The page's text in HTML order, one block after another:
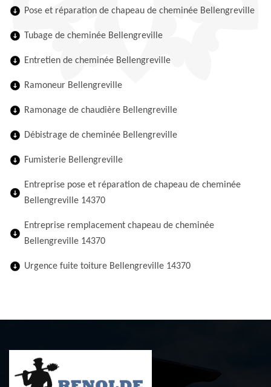
Pose et réparation de chapeau de cheminée Bellengreville
Tubage de cheminée Bellengreville
Entretien de cheminée Bellengreville
Ramoneur Bellengreville
Ramonage de chaudière Bellengreville
Débistrage de cheminée Bellengreville
Fumisterie Bellengreville
Entreprise pose et réparation de chapeau de cheminée
Bellengreville 14370
Entreprise remplacement chapeau de cheminée
Bellengreville 14370
Urgence fuite toiture Bellengreville 14370